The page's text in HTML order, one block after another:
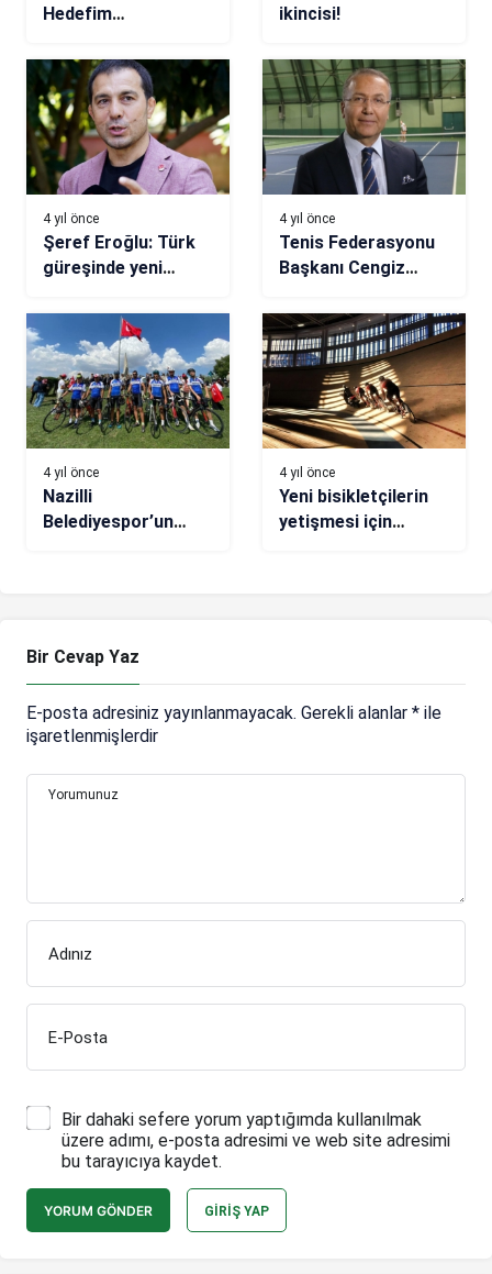
Hedefim
madalya kazanmak
ikincisi!
4 yıl önce
Şeref Eroğlu: Türk
güreşinde yeni
arıyoruz
4 yıl önce
Tenis Federasyonu
Başkanı Cengiz
inanan her engeli
aşar”
4 yıl önce
Nazilli
Belediyespor’un
4 yıl önce
Yeni bisikletçilerin
yetişmesi için
Bir Cevap Yaz
E-posta adresiniz yayınlanmayacak. Gerekli alanlar * ile
işaretlenmişlerdir
Yorumunuz
Adınız
E-Posta
Bir dahaki sefere yorum yaptığımda kullanılmak
üzere adımı, e-posta adresimi ve web site adresimi
bu tarayıcıya kaydet.
YORUM GÖNDER GIRIŞ YAP